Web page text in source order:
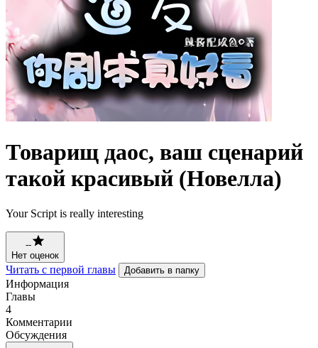
Товарищ даос, ваш сценарий
такой красивый (Новелла)
Your Script is really interesting
--
Нет оценок
Читать с первой главы Добавить в папку
Информация
Главы
4
Комментарии
Обсуждения